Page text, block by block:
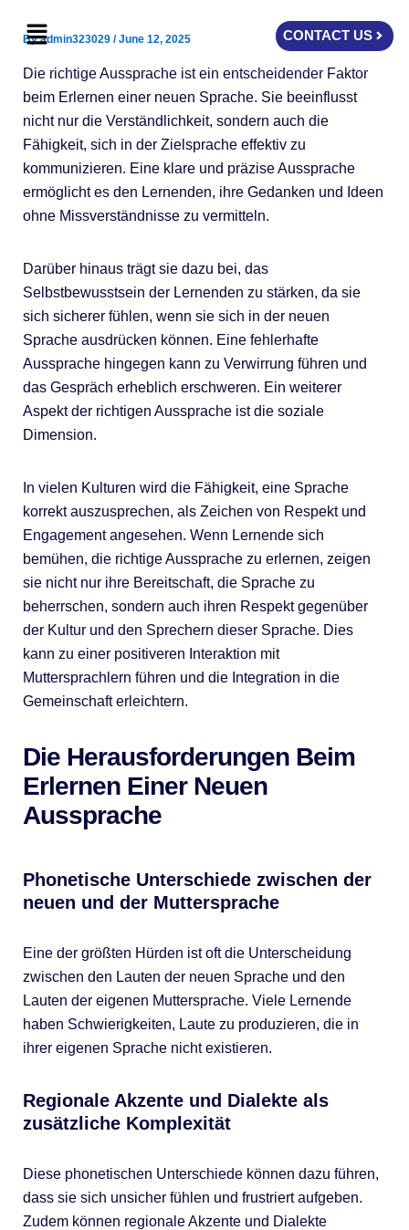
Menu CONTACT US
Byadmin323029 /June 12, 2025
Die richtige Aussprache ist ein entscheidender Faktor
beim Erlernen einer neuen Sprache. Sie beeinflusst
nicht nur die Verständlichkeit, sondern auch die
Fähigkeit, sich in der Zielsprache effektiv zu
kommunizieren. Eine klare und präzise Aussprache
ermöglicht es den Lernenden, ihre Gedanken und Ideen
ohne Missverständnisse zu vermitteln.
Darüber hinaus trägt sie dazu bei, das
Selbstbewusstsein der Lernenden zu stärken, da sie
sich sicherer fühlen, wenn sie sich in der neuen
Sprache ausdrücken können. Eine fehlerhafte
Aussprache hingegen kann zu Verwirrung führen und
das Gespräch erheblich erschweren. Ein weiterer
Aspekt der richtigen Aussprache ist die soziale
Dimension.
In vielen Kulturen wird die Fähigkeit, eine Sprache
korrekt auszusprechen, als Zeichen von Respekt und
Engagement angesehen. Wenn Lernende sich
bemühen, die richtige Aussprache zu erlernen, zeigen
sie nicht nur ihre Bereitschaft, die Sprache zu
beherrschen, sondern auch ihren Respekt gegenüber
der Kultur und den Sprechern dieser Sprache. Dies
kann zu einer positiveren Interaktion mit
Muttersprachlern führen und die Integration in die
Gemeinschaft erleichtern.
Die Herausforderungen Beim
Erlernen Einer Neuen
Aussprache
Phonetische Unterschiede zwischen der
neuen und der Muttersprache
Eine der größten Hürden ist oft die Unterscheidung
zwischen den Lauten der neuen Sprache und den
Lauten der eigenen Muttersprache. Viele Lernende
haben Schwierigkeiten, Laute zu produzieren, die in
ihrer eigenen Sprache nicht existieren.
Regionale Akzente und Dialekte als
zusätzliche Komplexität
Diese phonetischen Unterschiede können dazu führen,
dass sie sich unsicher fühlen und frustriert aufgeben.
Zudem können regionale Akzente und Dialekte